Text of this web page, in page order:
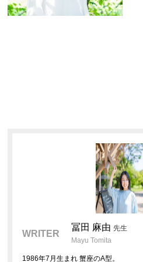
WRITER
冨田 麻由 先生
Mayu Tomita
1986年7月生まれ 蟹座のA型。